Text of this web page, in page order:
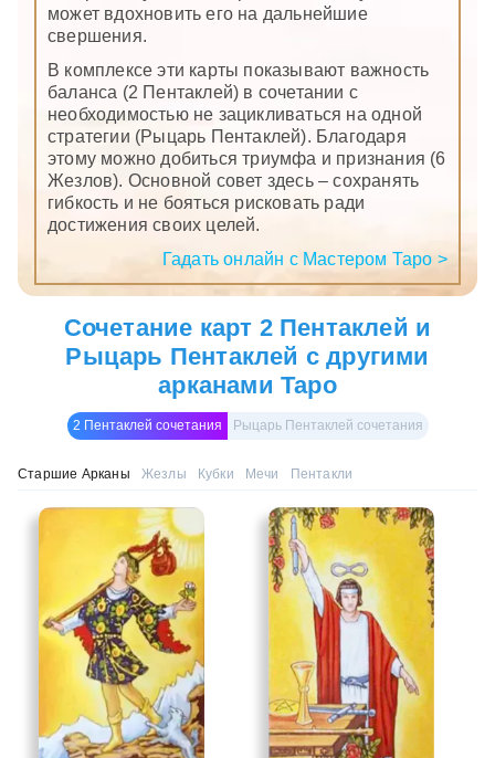
может вдохновить его на дальнейшие
свершения.
В комплексе эти карты показывают важность
баланса (2 Пентаклей) в сочетании с
необходимостью не зацикливаться на одной
стратегии (Рыцарь Пентаклей). Благодаря
этому можно добиться триумфа и признания (6
Жезлов). Основной совет здесь – сохранять
гибкость и не бояться рисковать ради
достижения своих целей.
Гадать онлайн с Мастером Таро >
Сочетание карт 2 Пентаклей и
Рыцарь Пентаклей с другими
арканами Таро
2 Пентаклей сочетания Рыцарь Пентаклей сочетания
Старшие Арканы Жезлы Кубки Мечи Пентакли